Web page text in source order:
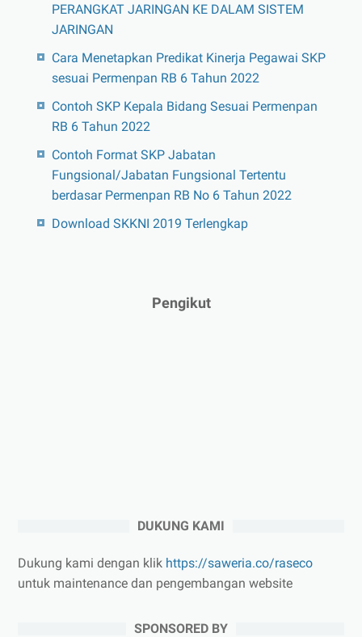
PERANGKAT JARINGAN KE DALAM SISTEM
JARINGAN
Cara Menetapkan Predikat Kinerja Pegawai SKP
sesuai Permenpan RB 6 Tahun 2022
Contoh SKP Kepala Bidang Sesuai Permenpan
RB 6 Tahun 2022
Contoh Format SKP Jabatan
Fungsional/Jabatan Fungsional Tertentu
berdasar Permenpan RB No 6 Tahun 2022
Download SKKNI 2019 Terlengkap
Pengikut
DUKUNG KAMI
Dukung kami dengan klik https://saweria.co/raseco
untuk maintenance dan pengembangan website
SPONSORED BY